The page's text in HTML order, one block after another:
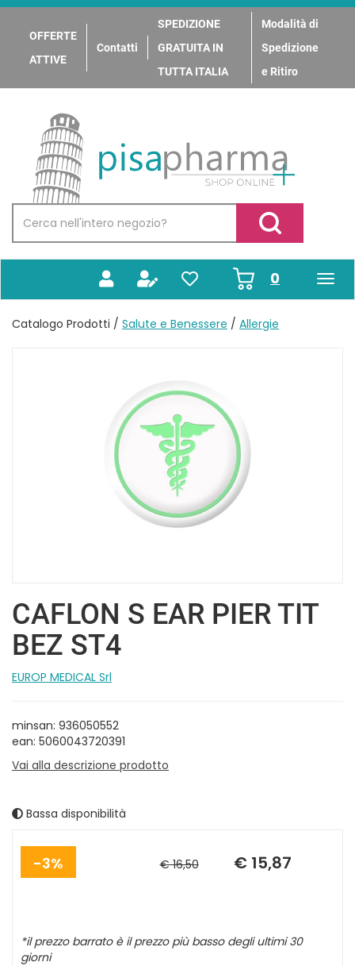
Passa
contenuto
principale
OFFERTE
ATTIVE
Contatti
SPEDIZIONE
GRATUITA IN
TUTTA ITALIA
Modalità di
Spedizione
e Ritiro
PisaPharma
Prodotto
Cerca Prodotto
0prodotti
inseriti
Catalogo Prodotti / Salute e Benessere / Allergie
CAFLON S EAR PIER TIT
BEZ ST4
EUROP MEDICAL Srl
minsan: 936050552
ean: 5060043720391
Vai alla descrizione prodotto
Bassa disponibilità
3% € 16,50
scontato
€ 15,87
*il prezzo barrato è il prezzo più basso degli ultimi 30
giorni